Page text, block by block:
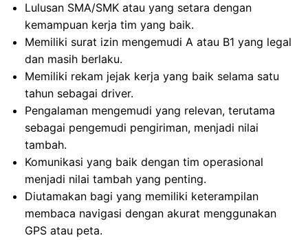
Lulusan SMA/SMK atau yang setara dengan
kemampuan kerja tim yang baik.
Memiliki surat izin mengemudi A atau B1 yang legal
dan masih berlaku.
Memiliki rekam jejak kerja yang baik selama satu
tahun sebagai driver.
Pengalaman mengemudi yang relevan, terutama
sebagai pengemudi pengiriman, menjadi nilai
tambah.
Komunikasi yang baik dengan tim operasional
menjadi nilai tambah yang penting.
Diutamakan bagi yang memiliki keterampilan
membaca navigasi dengan akurat menggunakan
GPS atau peta.